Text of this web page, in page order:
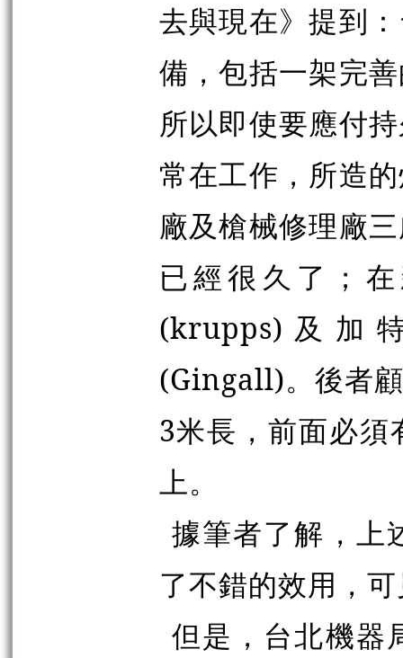
去與現在》提到
備，包括一架完
所以即使要應付
常在工作，所造
廠及槍械修理廠
已經很久了；
(krupps)及加
(Gingall)。後者
3米長，前面必
上。
據筆者了解，上
了不錯的效用，
但是，台北機器